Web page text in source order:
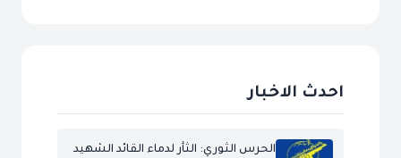
احدث الاخبار
الحرس الثوري: الثأر لدماء القائد الشهيد